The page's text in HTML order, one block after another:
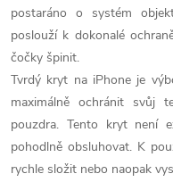
postaráno o systém
poslouží k dokonalé
čočky špinit.
Tvrdý kryt na iPhone je
maximálně ochránit svůj
pouzdra. Tento kryt není
pohodlně obsluhovat. K
rychle složit nebo naopak